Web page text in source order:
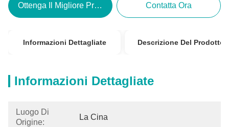
Ottenga Il Migliore Prezzo Contatta Ora
Informazioni Dettagliate Descrizione Del Prodotto
Informazioni Dettagliate
Luogo Di
Origine:
La Cina